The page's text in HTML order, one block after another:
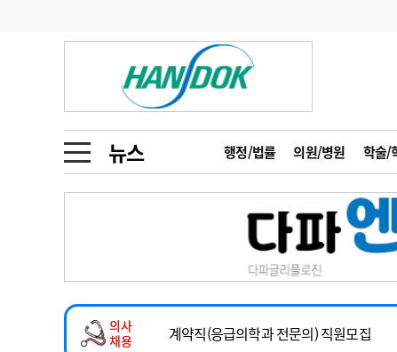
뉴스 행정/법률 의원/병원 학술/
금주의 검색어
1
의사인력 수급 추
2
성분명 처방
3
AI의료
4
전공의 모집 결과
인사
오피니언
인물 초대석 피플
동영상뉴스
포토뉴스
메디 Hospital 지역병원 중소병원
인포메이션 행정처분 판례
의사
채용
2026년 하반기 인턴 모집
마취통증의학과 임기제 임상의사 채용
계약직(응급의학과 전문의) 직원모집